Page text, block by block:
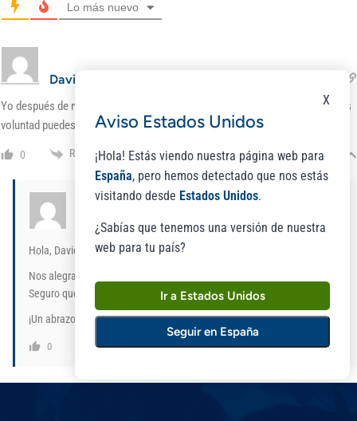
Lo más nuevo
David
Yo después de mucho tiempo lo conseguí… no es nada fácil pero si le pones
voluntad puedes dejarlo. Muy buenos consejos!!
0 Responder
Laboratorios Niam
En respuesta aDavid viernes, 10 de junio de 2022 11:27
Hola, David.
Nos alegramos mucho de que hayas conseguido dejar el tabaco.
Seguro que tu salud lo notará.
¡Un abrazo!
0 Responder
X
Aviso Estados Unidos
¡Hola! Estás viendo nuestra página web para
España, pero hemos detectado que nos estás
visitando desde Estados Unidos.
¿Sabías que tenemos una versión de nuestra
web para tu país?
Ir a Estados Unidos
Seguir en España